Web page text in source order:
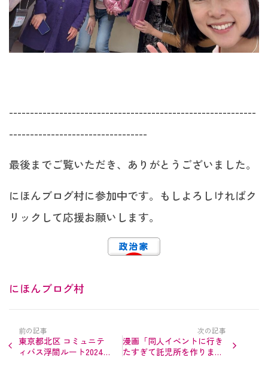
-----------------------------------------------------------
---------------------------------
最後までご覧いただき、ありがとうございました。
にほんブログ村に参加中です。もしよろしければク
リックして応援お願いします。
にほんブログ村
前の記事
東京都北区 コミュニテ
ィバス浮間ルート2024年
次の記事
漫画「同人イベントに行き
たすぎて託児所を作りまし